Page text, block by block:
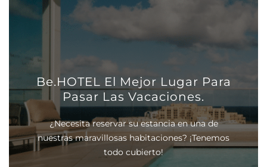
Be.HOTEL El Mejor Lugar Para
Pasar Las Vacaciones.
¿Necesita reservar su estancia en una de
nuestras maravillosas habitaciones? ¡Tenemos
todo cubierto!